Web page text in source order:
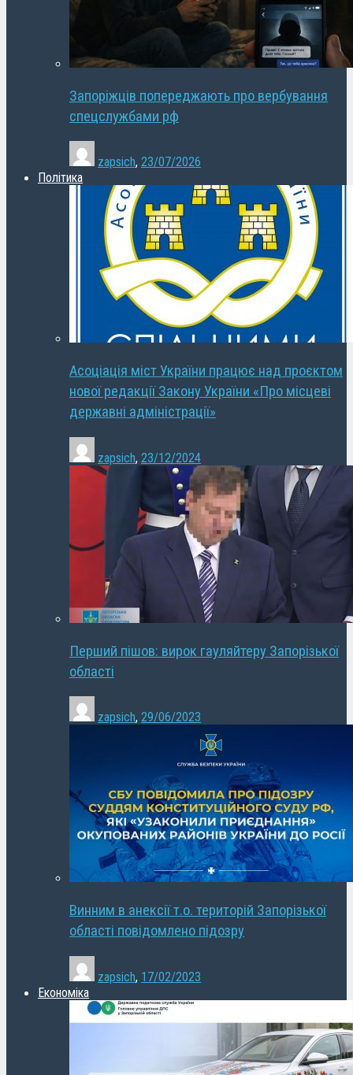
Запоріжців попереджають про вербування
спецслужбами рф
zapsich, 23/07/2026
Політика
Асоціація міст України працює над проєктом
нової редакції Закону України «Про місцеві
державні адміністрації»
zapsich, 23/12/2024
Перший пішов: вирок гауляйтеру Запорізької
області
zapsich, 29/06/2023
Винним в анексії т.о. територій Запорізької
області повідомлено підозру
zapsich, 17/02/2023
Економіка